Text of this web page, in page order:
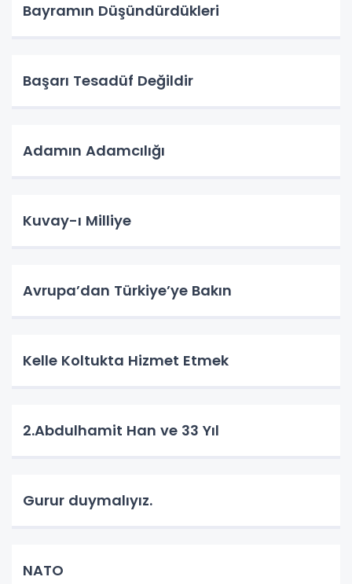
Bayramın Düşündürdükleri
Başarı Tesadüf Değildir
Adamın Adamcılığı
Kuvay-ı Milliye
Avrupa’dan Türkiye’ye Bakın
Kelle Koltukta Hizmet Etmek
2.Abdulhamit Han ve 33 Yıl
Gurur duymalıyız.
NATO